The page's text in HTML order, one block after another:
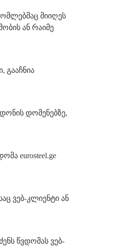
მიიღეს
ან რაიმე
გააჩნია
დომენებზე,
eurosteel.ge
ვებ-კლიენტი ან
წვდომას ვებ-